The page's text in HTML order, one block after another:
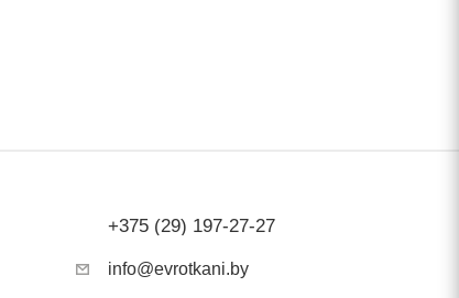
+375 (29) 197-27-27
info@evrotkani.by